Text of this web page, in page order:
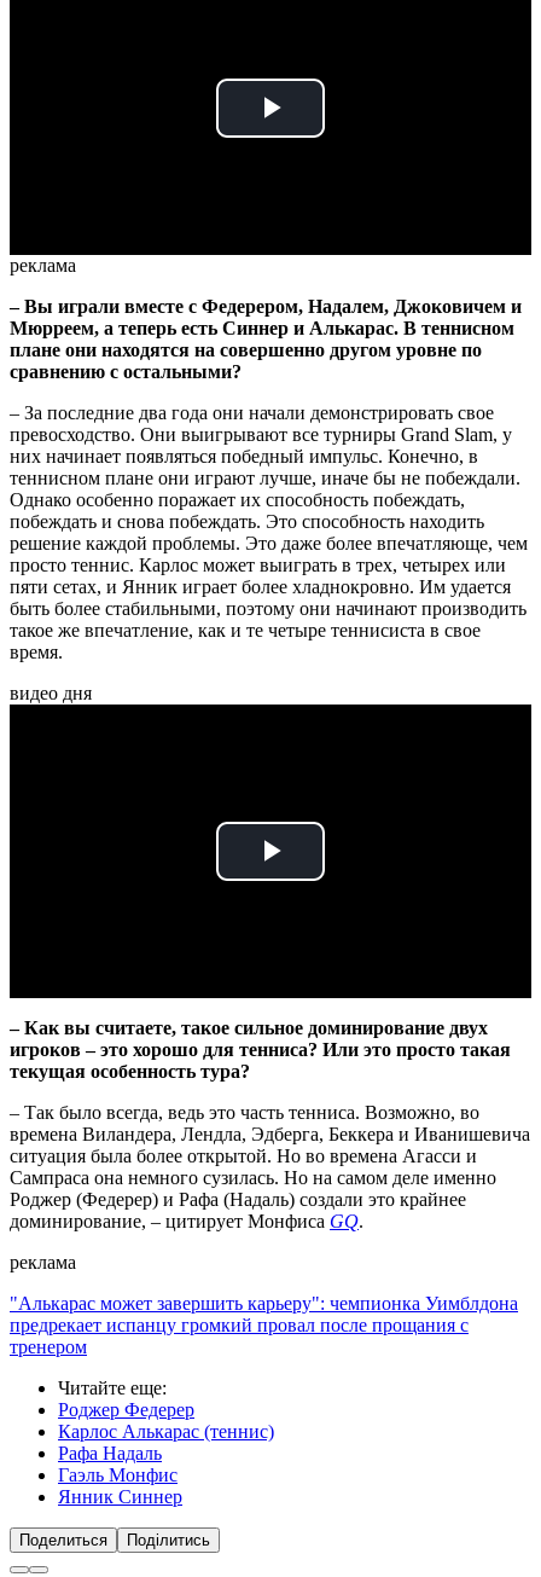
Play
реклама
– Вы играли вместе с Федерером, Надалем, Джоковичем и
Мюрреем, а теперь есть Синнер и Алькарас. В теннисном
плане они находятся на совершенно другом уровне по
сравнению с остальными?
– За последние два года они начали демонстрировать свое
превосходство. Они выигрывают все турниры Grand Slam, у
них начинает появляться победный импульс. Конечно, в
теннисном плане они играют лучше, иначе бы не побеждали.
Однако особенно поражает их способность побеждать,
побеждать и снова побеждать. Это способность находить
решение каждой проблемы. Это даже более впечатляюще, чем
просто теннис. Карлос может выиграть в трех, четырех или
пяти сетах, и Янник играет более хладнокровно. Им удается
быть более стабильными, поэтому они начинают производить
такое же впечатление, как и те четыре теннисиста в свое
время.
видео дня
Play
– Как вы считаете, такое сильное доминирование двух
игроков – это хорошо для тенниса? Или это просто такая
текущая особенность тура?
– Так было всегда, ведь это часть тенниса. Возможно, во
времена Виландера, Лендла, Эдберга, Беккера и Иванишевича
ситуация была более открытой. Но во времена Агасси и
Сампраса она немного сузилась. Но на самом деле именно
Роджер (Федерер) и Рафа (Надаль) создали это крайнее
доминирование, – цитирует Монфиса GQ.
реклама
"Алькарас может завершить карьеру": чемпионка Уимблдона
предрекает испанцу громкий провал после прощания с
тренером
Читайте еще:
Роджер Федерер
Карлос Алькарас (теннис)
Рафа Надаль
Гаэль Монфис
Янник Синнер
Поделиться Поділитись